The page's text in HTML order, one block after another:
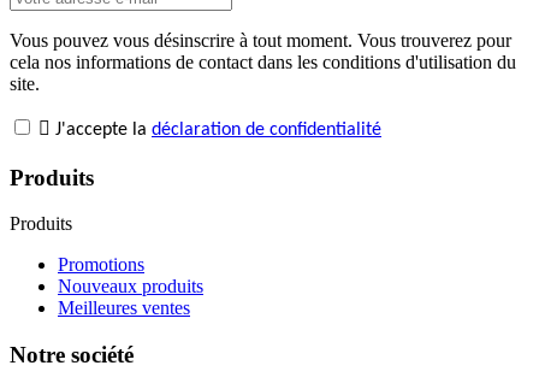
Vous pouvez vous désinscrire à tout moment. Vous trouverez pour
cela nos informations de contact dans les conditions d'utilisation du
site.
 J'accepte la déclaration de confidentialité
Produits
Produits
Promotions
Nouveaux produits
Meilleures ventes
Notre société